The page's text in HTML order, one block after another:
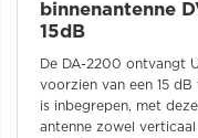
binnenantenne
15dB
De DA-2200 ontvangt
voorzien van een 15
is inbegrepen, met
antenne zowel